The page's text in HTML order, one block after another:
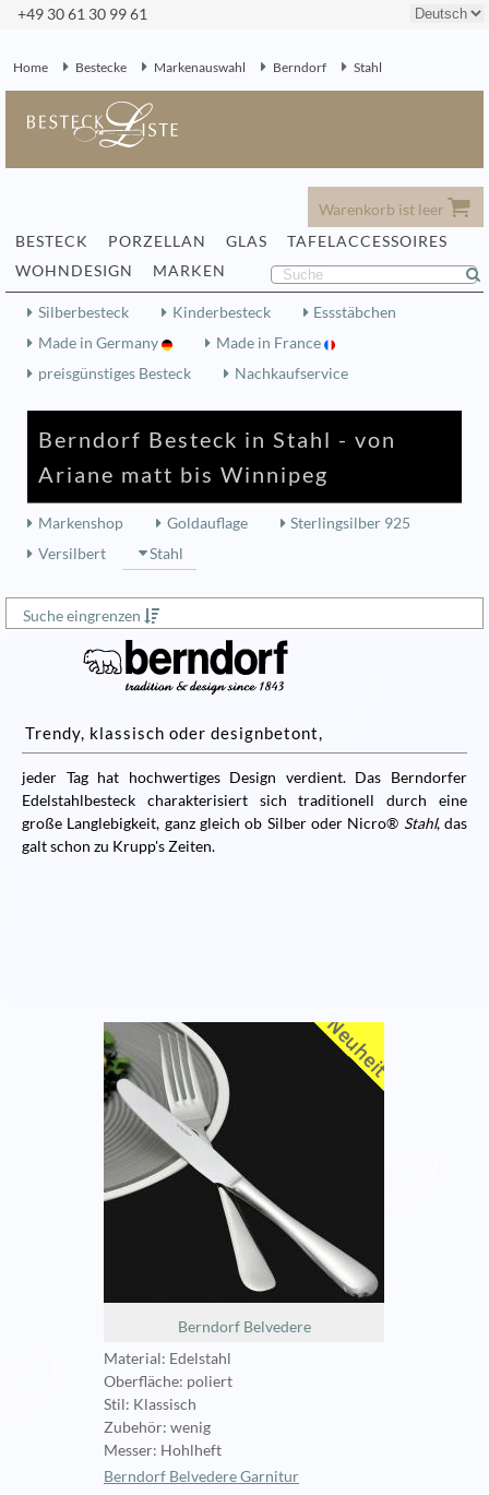
+49 30 61 30 99 61
Home Bestecke Markenauswahl Berndorf Stahl
Warenkorb ist leer
BESTECK
PORZELLAN GLAS
TAFELACCESSOIRES
WOHNDESIGN
MARKEN
Silberbesteck Kinderbesteck
Essstäbchen
Made in Germany
Made in France
preisgünstiges Besteck
Nachkaufservice
Berndorf Besteck in Stahl - von
Ariane matt bis Winnipeg
Markenshop Goldauflage
Sterlingsilber 925
Versilbert
Stahl
Suche eingrenzen
Trendy, klassisch oder designbetont,
jeder Tag hat hochwertiges Design verdient. Das Berndorfer
Edelstahlbesteck charakterisiert sich traditionell durch eine
große Langlebigkeit, ganz gleich ob Silber oder Nicro® Stahl, das
galt schon zu Krupp's Zeiten.
Berndorf Belvedere
Material: Edelstahl
Oberfläche: poliert
Stil: Klassisch
Zubehör: wenig
Messer: Hohlheft
Berndorf Belvedere Garnitur